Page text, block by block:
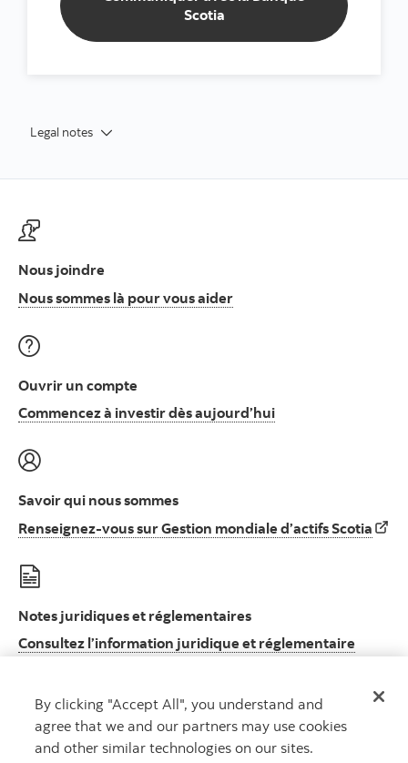
Scotia
Legal notes
Nous joindre
Nous sommes là pour vous aiderNous sommes là pour
Ouvrir un compte
Commencez à investir dès aujourd’huiCommencez à
Savoir qui nous sommes
Renseignez-vous sur Gestion mondiale d’actifs Scotia
Notes juridiques et réglementaires
Consultez l’information juridique et réglementaire
By clicking "Accept All", you understand and
agree that we and our partners may use cookies
and other similar technologies on our sites.